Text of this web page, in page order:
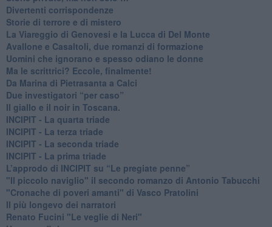
Divertenti corrispondenze
Storie di terrore e di mistero
La Viareggio di Genovesi e la Lucca di Del Monte
Avallone e Casaltoli, due romanzi di formazione
​Uomini che ignorano e spesso odiano le donne
Ma le scrittrici? Eccole, finalmente!
Da Marina di Pietrasanta a Calci
​Due investigatori “per caso”
​Il giallo e il noir in Toscana.
INCIPIT - La quarta triade
INCIPIT - La terza triade
INCIPIT - La seconda triade
INCIPIT - La prima triade
L’approdo di INCIPIT su “Le pregiate penne”
​"Il piccolo naviglio" il secondo romanzo di Antonio Tabucchi
​"Cronache di poveri amanti" di Vasco Pratolini
​Il più longevo dei narratori
Renato Fucini "Le veglie di Neri"